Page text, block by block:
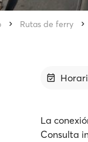
Rutas de ferry
La
Consulta